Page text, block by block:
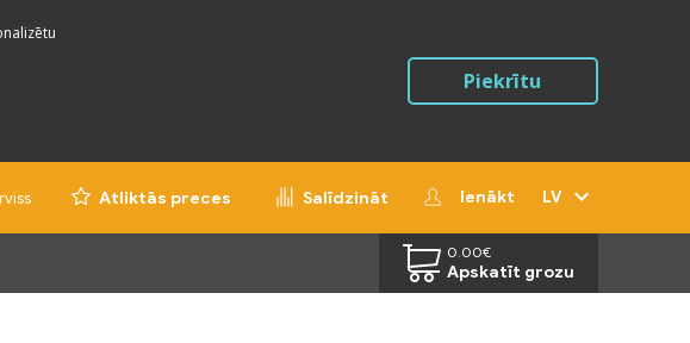
Piekrītu
Atliktās preces Salīdzināt Ienākt LV
0.00€
Apskatīt grozu